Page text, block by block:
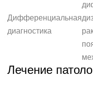
Дифференциальная
диагностика
Лечение